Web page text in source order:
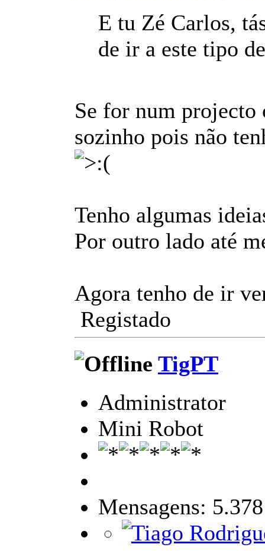
E tu Zé Carlos,
de ir a este tipo
Se for num
sozinho pois não
Tenho algumas
Por outro lado até
Agora tenho de ir
Registado
TigPT
Administrator
Mini Robot
Mensagens: 5.378